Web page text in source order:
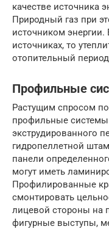
качестве источника
Природный газ при
источником энергии.
источниках, то
отопительный
Профильные
Растущим спросом
профильные
экструдированного
гидропеллетной
панели
могут иметь
Профилированные
смонтировать
лицевой стороны на
фигурные выступы,